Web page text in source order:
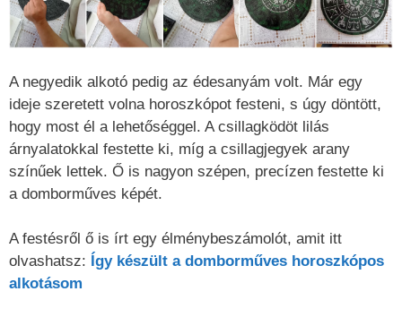
A negyedik alkotó pedig az édesanyám volt. Már egy
ideje szeretett volna horoszkópot festeni, s úgy döntött,
hogy most él a lehetőséggel. A csillagködöt lilás
árnyalatokkal festette ki, míg a csillagjegyek arany
színűek lettek. Ő is nagyon szépen, precízen festette ki
a domborműves képét.
A festésről ő is írt egy élménybeszámolót, amit itt
olvashatsz: Így készült a domborműves horoszkópos
alkotásom